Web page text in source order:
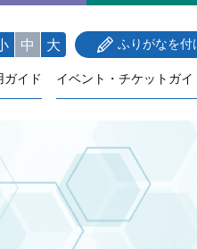
中 大 ふりがなを付
ガイド イベント・チケットガイ